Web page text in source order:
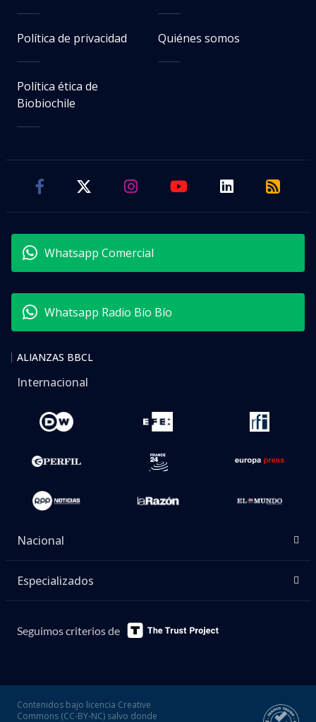
Política de privacidad Quiénes somos
Política ética de
Biobiochile
Whatsapp Comercial
Whatsapp Radio Bío Bío
ALIANZAS BBCL
Internacional
Nacional
Especializados
Seguimos criterios de
Contenidos bajo licencia Creative
Commons (CC-BY-NC) salvo donde